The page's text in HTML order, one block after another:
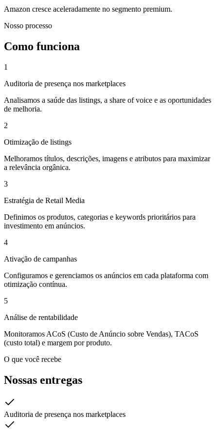
Amazon cresce aceleradamente no segmento premium.
Nosso processo
Como funciona
1
Auditoria de presença nos marketplaces
Analisamos a saúde das listings, a share of voice e as oportunidades
de melhoria.
2
Otimização de listings
Melhoramos títulos, descrições, imagens e atributos para maximizar
a relevância orgânica.
3
Estratégia de Retail Media
Definimos os produtos, categorias e keywords prioritários para
investimento em anúncios.
4
Ativação de campanhas
Configuramos e gerenciamos os anúncios em cada plataforma com
otimização contínua.
5
Análise de rentabilidade
Monitoramos ACoS (Custo de Anúncio sobre Vendas), TACoS
(custo total) e margem por produto.
O que você recebe
Nossas entregas
Auditoria de presença nos marketplaces